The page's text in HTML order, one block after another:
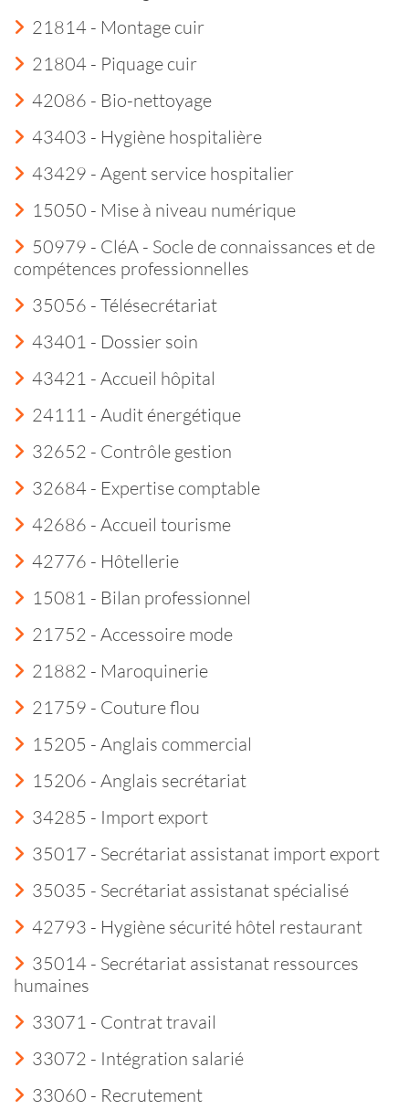
21814 - Montage cuir
21804 - Piquage cuir
42086 - Bio-nettoyage
43403 - Hygiène hospitalière
43429 - Agent service hospitalier
15050 - Mise à niveau numérique
50979 - CléA - Socle de connaissances et de
compétences professionnelles
35056 - Télésecrétariat
43401 - Dossier soin
43421 - Accueil hôpital
24111 - Audit énergétique
32652 - Contrôle gestion
32684 - Expertise comptable
42686 - Accueil tourisme
42776 - Hôtellerie
15081 - Bilan professionnel
21752 - Accessoire mode
21882 - Maroquinerie
21759 - Couture flou
15205 - Anglais commercial
15206 - Anglais secrétariat
34285 - Import export
35017 - Secrétariat assistanat import export
35035 - Secrétariat assistanat spécialisé
42793 - Hygiène sécurité hôtel restaurant
35014 - Secrétariat assistanat ressources
humaines
33071 - Contrat travail
33072 - Intégration salarié
33060 - Recrutement